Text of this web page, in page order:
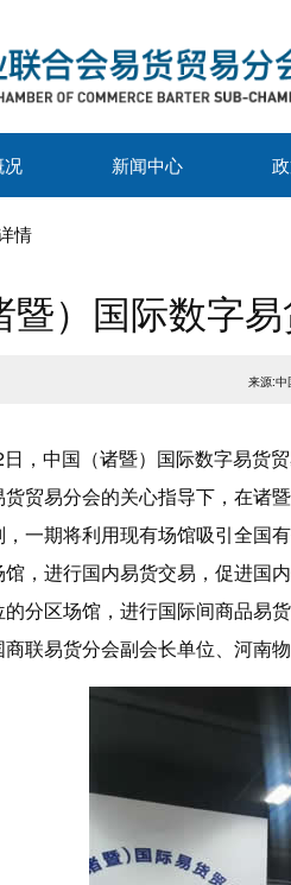
况 新闻中心
情
暨）国际数字
来源:中
，中国（诸暨）国际数字易货
贸易分会的关心指导下，在诸
一期将利用现有场馆吸引全国
，进行国内易货交易，促进国
分区场馆，进行国际间商品易
联易货分会副会长单位、河南